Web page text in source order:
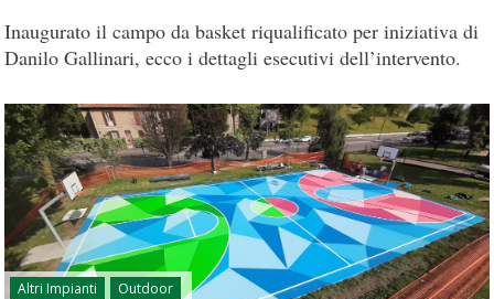
Inaugurato il campo da basket riqualificato per iniziativa di
Danilo Gallinari, ecco i dettagli esecutivi dell’intervento.
Altri Impianti Outdoor